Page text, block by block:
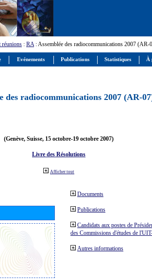
réunions : RA: Assemblée des radiocommunications 2007 (AR-
des radiocommunications 2007 (AR-
(Genève, Suisse, 15 octobre-19 octobre 2007)
Livre des Résolutions
Afficher tout
Documents
Publications
Candidats aux postes de
des Commissions d'études de
Autres informations
Evénements Publications Statistiques À